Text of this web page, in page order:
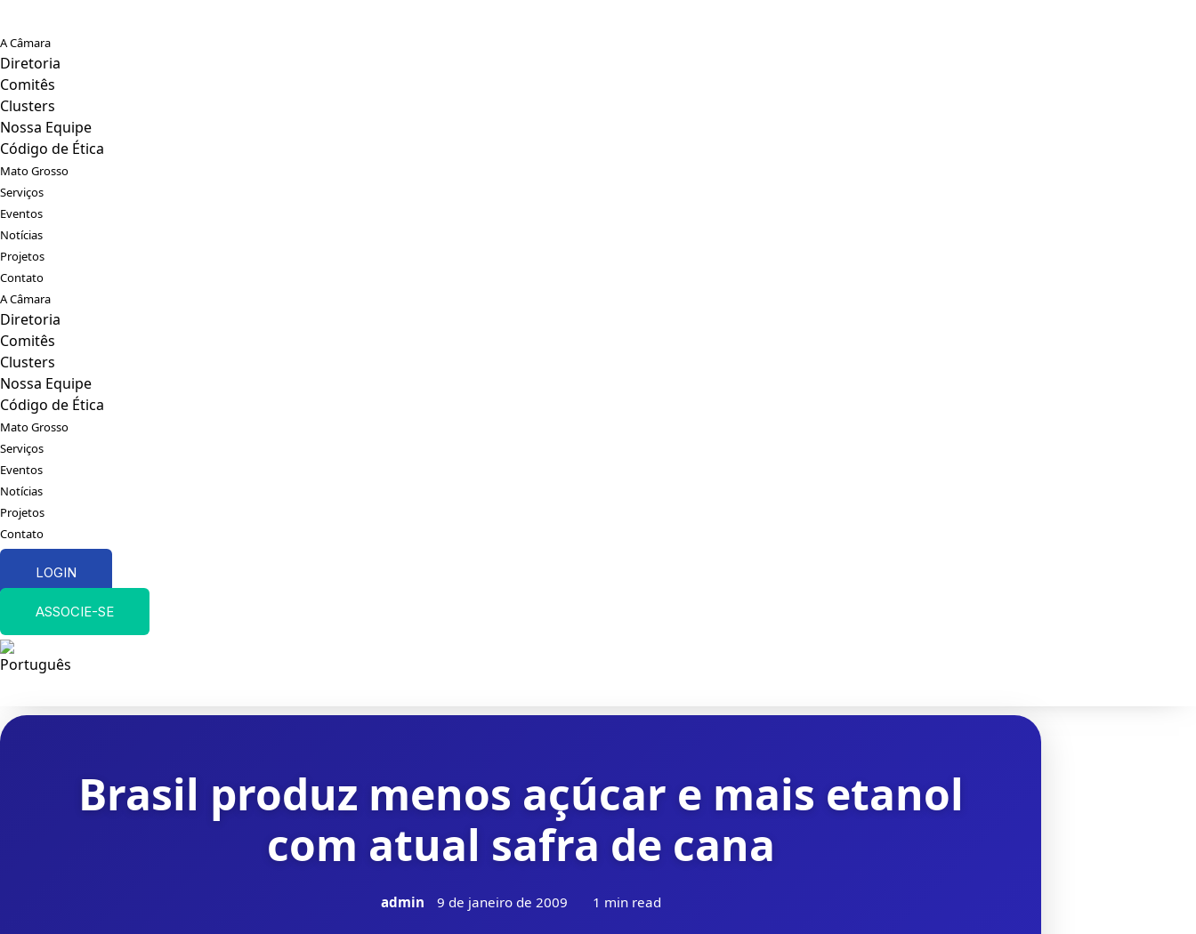
A Câmara
Diretoria
Comitês
Clusters
Nossa Equipe
Código de Ética
Mato Grosso
Serviços
Eventos
Notícias
Projetos
Contato
A Câmara
Diretoria
Comitês
Clusters
Nossa Equipe
Código de Ética
Mato Grosso
Serviços
Eventos
Notícias
Projetos
Contato
LOGIN
ASSOCIE-SE
Brasil produz menos açúcar e mais etanol
com atual safra de cana
admin 9 de janeiro de 2009 1 min read